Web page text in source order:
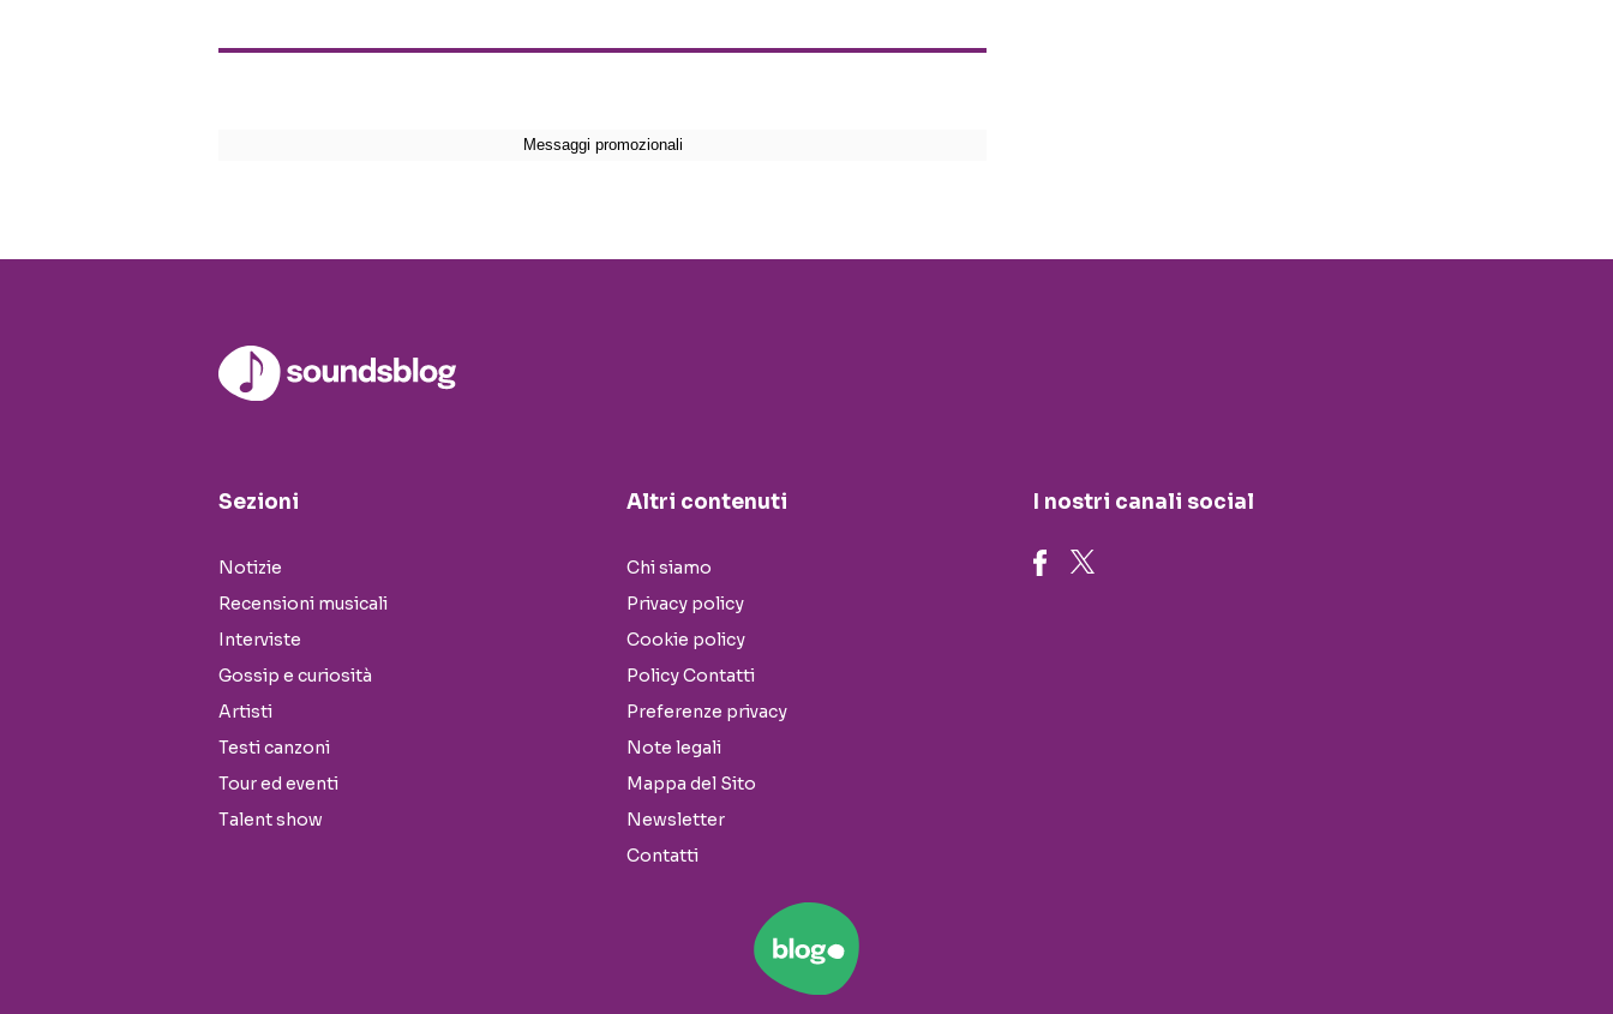
Sezioni
Notizie
Recensioni musicali
Interviste
Gossip e curiosità
Artisti
Testi canzoni
Tour ed eventi
Talent show
Altri contenuti
Chi siamo
Privacy policy
Cookie policy
Policy Contatti
Preferenze privacy
Note legali
Mappa del Sito
Newsletter
Contatti
I nostri canali social